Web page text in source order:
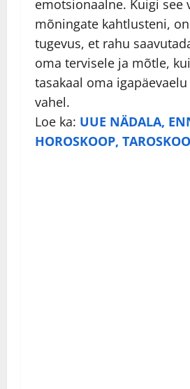
emotsionaalne. Kuigi see
mõningate kahtlusteni,
tugevus, et rahu
oma tervisele ja mõtle,
tasakaal oma
vahel.
Loe ka: UUE NÄDALA,
HOROSKOOP,